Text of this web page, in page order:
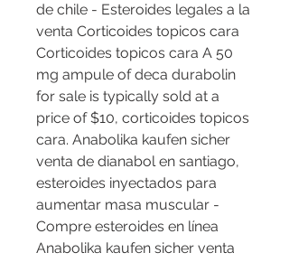
de chile - Esteroides legales a la
venta Corticoides topicos cara
Corticoides topicos cara A 50
mg ampule of deca durabolin
for sale is typically sold at a
price of $10, corticoides topicos
cara. Anabolika kaufen sicher
venta de dianabol en santiago,
esteroides inyectados para
aumentar masa muscular -
Compre esteroides en línea
Anabolika kaufen sicher venta